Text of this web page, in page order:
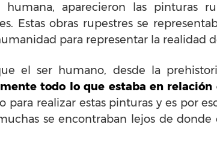
aparecieron las pinturas
Estas obras rupestres se
para representar la realidad
el ser humano, desde la
todo lo que estaba en
realizar estas pinturas y es por
se encontraban lejos de donde